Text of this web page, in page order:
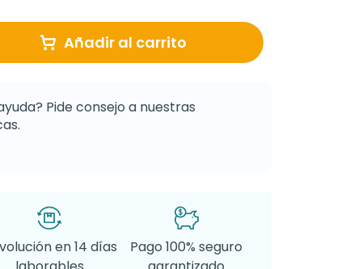
Añadir al carrito
Pide consejo a nuestras
en 14 días
Pago 100% seguro